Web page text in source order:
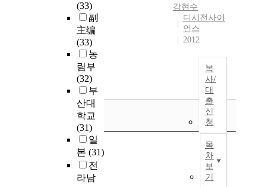
(33)
副
主编
(33)
농
림부
(32)
부
산대
학교
(31)
일
본 (31)
전
라남
강현수
디시전사이
언스
2012
복
사/
대
출
신
청
목
차
보
기